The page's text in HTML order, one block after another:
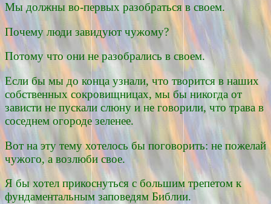
Мы должны во-первых разобраться в своем.
Почему люди завидуют чужому?
Потому что они не разобрались в своем.
Если бы мы до конца узнали, что творится в наших
собственных сокровищницах, мы бы никогда от
зависти не пускали слюну и не говорили, что трава в
соседнем огороде зеленее.
Вот на эту тему хотелось бы поговорить: не пожелай
чужого, а возлюби свое.
Я бы хотел прикоснуться с большим трепетом к
фундаментальным заповедям Библии.